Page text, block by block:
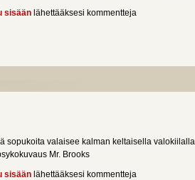
sisään lähettääksesi kommentteja
sopukoita valaisee kalman keltaisella
Mr. Brooks
sisään lähettääksesi kommentteja